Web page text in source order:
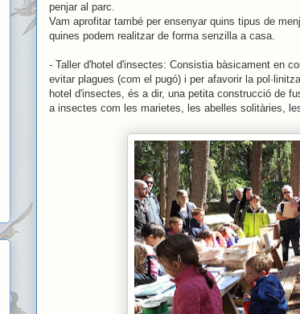
penjar al parc.
Vam aprofitar també per ensenyar quins tipus de
quines podem realitzar de forma senzilla a casa.
- Taller d'hotel d'insectes: Consistia bàsicament en
evitar plagues (com el pugó) i per afavorir la
hotel d'insectes, és a dir, una petita construcció de
a insectes com les marietes, les abelles solitàries,